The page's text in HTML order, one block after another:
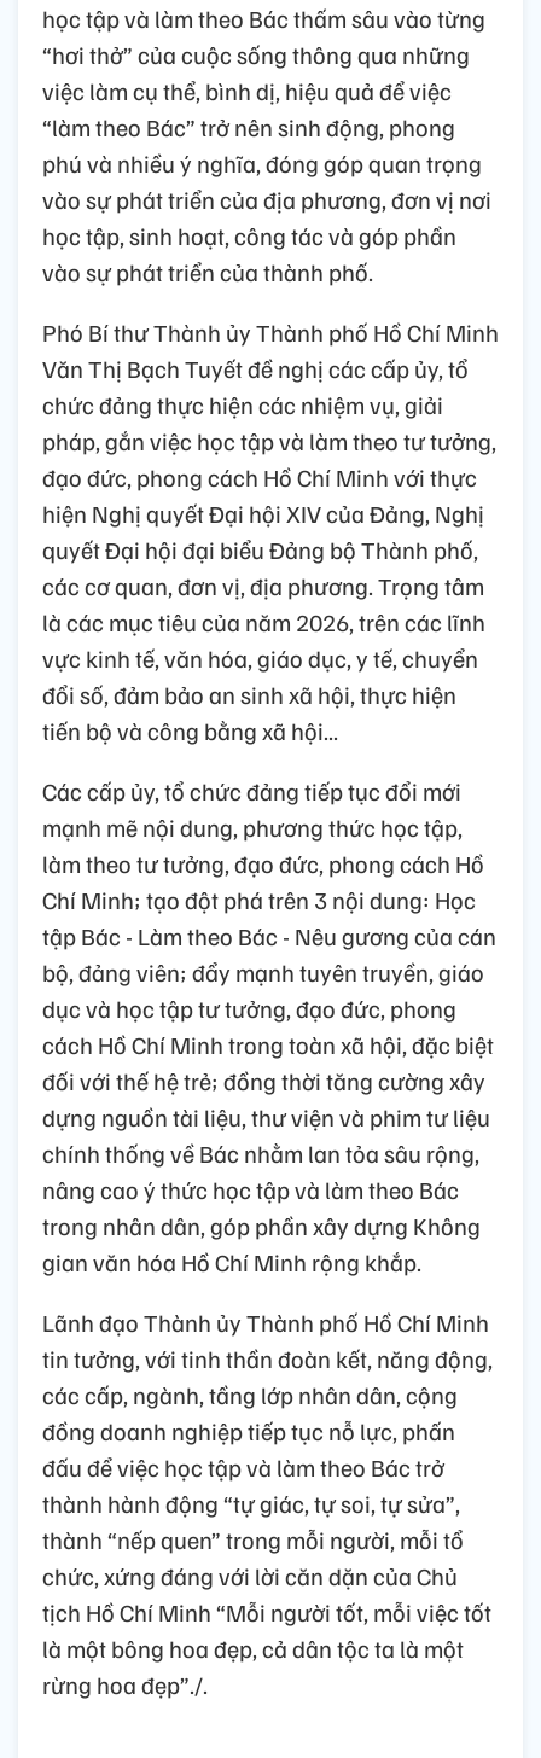
học tập và làm theo Bác thấm sâu vào từng
“hơi thở” của cuộc sống thông qua những
việc làm cụ thể, bình dị, hiệu quả để việc
“làm theo Bác” trở nên sinh động, phong
phú và nhiều ý nghĩa, đóng góp quan trọng
vào sự phát triển của địa phương, đơn vị nơi
học tập, sinh hoạt, công tác và góp phần
vào sự phát triển của thành phố.
Phó Bí thư Thành ủy Thành phố Hồ Chí Minh
Văn Thị Bạch Tuyết đề nghị các cấp ủy, tổ
chức đảng thực hiện các nhiệm vụ, giải
pháp, gắn việc học tập và làm theo tư tưởng,
đạo đức, phong cách Hồ Chí Minh với thực
hiện Nghị quyết Đại hội XIV của Đảng, Nghị
quyết Đại hội đại biểu Đảng bộ Thành phố,
các cơ quan, đơn vị, địa phương. Trọng tâm
là các mục tiêu của năm 2026, trên các lĩnh
vực kinh tế, văn hóa, giáo dục, y tế, chuyển
đổi số, đảm bảo an sinh xã hội, thực hiện
tiến bộ và công bằng xã hội...
Các cấp ủy, tổ chức đảng tiếp tục đổi mới
mạnh mẽ nội dung, phương thức học tập,
làm theo tư tưởng, đạo đức, phong cách Hồ
Chí Minh; tạo đột phá trên 3 nội dung: Học
tập Bác - Làm theo Bác - Nêu gương của cán
bộ, đảng viên; đẩy mạnh tuyên truyền, giáo
dục và học tập tư tưởng, đạo đức, phong
cách Hồ Chí Minh trong toàn xã hội, đặc biệt
đối với thế hệ trẻ; đồng thời tăng cường xây
dựng nguồn tài liệu, thư viện và phim tư liệu
chính thống về Bác nhằm lan tỏa sâu rộng,
nâng cao ý thức học tập và làm theo Bác
trong nhân dân, góp phần xây dựng Không
gian văn hóa Hồ Chí Minh rộng khắp.
Lãnh đạo Thành ủy Thành phố Hồ Chí Minh
tin tưởng, với tinh thần đoàn kết, năng động,
các cấp, ngành, tầng lớp nhân dân, cộng
đồng doanh nghiệp tiếp tục nỗ lực, phấn
đấu để việc học tập và làm theo Bác trở
thành hành động “tự giác, tự soi, tự sửa”,
thành “nếp quen” trong mỗi người, mỗi tổ
chức, xứng đáng với lời căn dặn của Chủ
tịch Hồ Chí Minh “Mỗi người tốt, mỗi việc tốt
là một bông hoa đẹp, cả dân tộc ta là một
rừng hoa đẹp”./.